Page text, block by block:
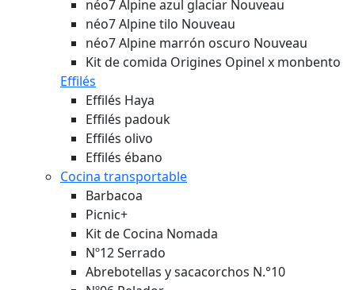
néo7 Alpine azul glaciar Nouveau
néo7 Alpine tilo Nouveau
néo7 Alpine marrón oscuro Nouveau
Kit de comida Origines Opinel x monbento
Effilés
Effilés Haya
Effilés padouk
Effilés olivo
Effilés ébano
Cocina transportable
Barbacoa
Picnic+
Kit de Cocina Nomada
Nº12 Serrado
Abrebotellas y sacacorchos N.°10